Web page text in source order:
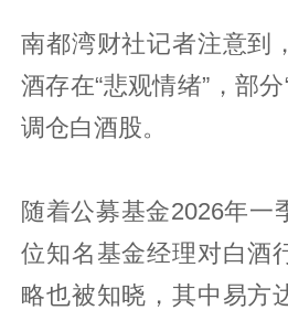
南都湾财社记者注意到
酒存在“悲观情绪”，部
调仓白酒股。
随着公募基金2026年一
位知名基金经理对白酒
略也被知晓，其中易方